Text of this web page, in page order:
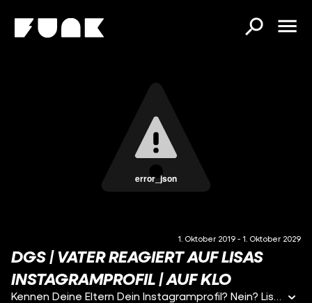
error_json
1. Oktober 2019 - 1. Oktober 2029
DGS | VATER REAGIERT AUF LISAS
INSTAGRAMPROFIL | AUF KLO
Kennen Deine Eltern Dein Instagramprofil? Nein? Lisas Papa ihr Profil bisher auch nicht. Das ändert sich heute. Lisa traut sich und scrollt zusammen mit ihrem Papa durch ihren Feed. Wie reagiert Lisas Vater auf ihre Bilder im Bikini, die über 30.000 Menschen sehen und weiß er, was dir Feuer-Emojis unter Lisas Posts bedeuten? Instagram, Tic-Toc, YouTube, Snapchat…. Total normal, dass Soziale Medien jeden Tag dazugehören. Aber normal und alltäglich für alle? Manchmal vergisst man, dass es für Eltern und andere Menschen, die älter sind als man selbst, total merkwürdig sein kann, dass wir Soziale Medien jeden Tag nutzen und sie einfach dazu gehören. Da braucht es manchmal etwas mehr Zeit und manchmal auch Geduld, um zu erklären, womit Eltern und andere ältere Menschen nicht aufgewachsen sind. Wie ist es bei Euch? Sprecht ihr mit Eltern oder Menschen, die nicht mit sozialen Medien aufgewachsen sind darüber? Könnt ihr es euch vorstellen, wie es war OHNE Instagram, Tic Toc und YouTube? Redaktion und Regie: Linda Huber Kamera und Ton: Katharina Frucht Schnitt: Katharina Frucht Moderation: Lisa-Sophie Laurent Gebärdendolmetscher: Marcel Zamojski Zwei Menschen. Eine Klokabine. Und endlich mal Zeit, über die wichtigen Dinge des Lebens zu sprechen: Über Mode und Menstruation. Über das erste Mal und über Schokokuchen. Über dicke Körper und Schmalspurrapper. Wir begeben uns ins Dazwischen, lieben und leben den Bruch. Folgt uns auf …Facebook: https://www.facebook.com/aufklo ...Instagram: https://www.instagram.com/aufklo ...Twitter: https://twitter.com/auf_klo YEAH! Wir gehören auch zu #funk. Schaut' da mal rein: YouTube: https://youtube.com/funkofficial Web-App: https://go.funk.net Facebook: https://facebook.com/funk